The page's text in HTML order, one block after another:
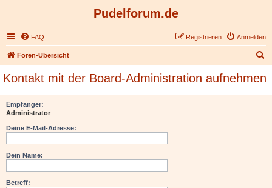
Pudelforum.de
FAQ Anmelden
Registrieren
Foren-Übersicht
c
Kontakt mit der Board-Administration aufnehmen
Empfänger:
Administrator
Deine E-Mail-Adresse:
Dein Name:
Betreff: